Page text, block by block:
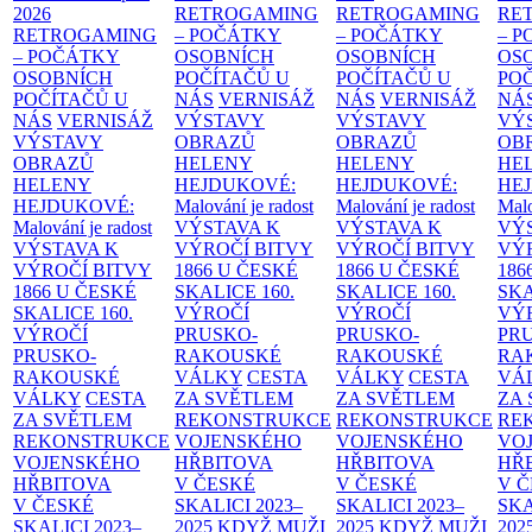
2026
RETROGAMING
– POČÁTKY
OSOBNÍCH
POČÍTAČŮ U
NÁS VERNISÁŽ
VÝSTAVY
OBRAZŮ
HELENY
HEJDUKOVÉ:
Malování je radost
VÝSTAVA K
VÝROČÍ BITVY
1866 U ČESKÉ
SKALICE 160.
VÝROČÍ
PRUSKO-
RAKOUSKÉ
VÁLKY CESTA
ZA SVĚTLEM
REKONSTRUKCE
VOJENSKÉHO
HŘBITOVA
V ČESKÉ
SKALICI 2023–
RETROGAMING
– POČÁTKY
OSOBNÍCH
POČÍTAČŮ U
NÁS VERNISÁŽ
VÝSTAVY
OBRAZŮ
HELENY
HEJDUKOVÉ:
Malování je radost
VÝSTAVA K
VÝROČÍ BITVY
1866 U ČESKÉ
SKALICE 160.
VÝROČÍ
PRUSKO-
RAKOUSKÉ
VÁLKY CESTA
ZA SVĚTLEM
REKONSTRUKCE
VOJENSKÉHO
HŘBITOVA
V ČESKÉ
SKALICI 2023–
2025 KDYŽ MUŽI
RETROGAMING
– POČÁTKY
OSOBNÍCH
POČÍTAČŮ U
NÁS VERNISÁŽ
VÝSTAVY
OBRAZŮ
HELENY
HEJDUKOVÉ:
Malování je radost
VÝSTAVA K
VÝROČÍ BITVY
1866 U ČESKÉ
SKALICE 160.
VÝROČÍ
PRUSKO-
RAKOUSKÉ
VÁLKY CESTA
ZA SVĚTLEM
REKONSTRUKCE
VOJENSKÉHO
HŘBITOVA
V ČESKÉ
SKALICI 2023–
2025 KDYŽ MUŽI
–
ZA
V